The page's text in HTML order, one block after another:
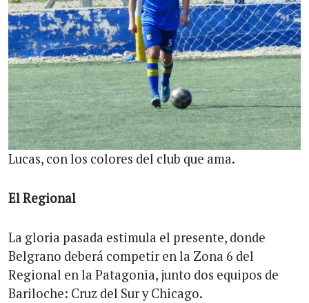
Lucas, con los colores del club que ama.
El Regional
La gloria pasada estimula el presente, donde
Belgrano deberá competir en la Zona 6 del
Regional en la Patagonia, junto dos equipos de
Bariloche: Cruz del Sur y Chicago.